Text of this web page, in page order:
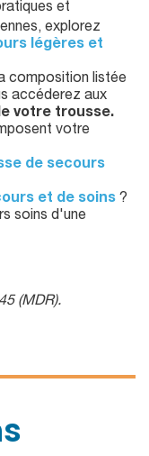
et
explorez
légères et
composition listée
accéderez aux
votre trousse.
votre
de secours
et de soins ?
soins d'une
(MDR).